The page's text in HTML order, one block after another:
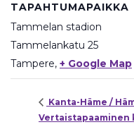
TAPAHTUMAPAIKKA
Tammelan stadion
Tammelankatu 25
Tampere, + Google Map
Kanta-Häme /
Vertaistapaaminen